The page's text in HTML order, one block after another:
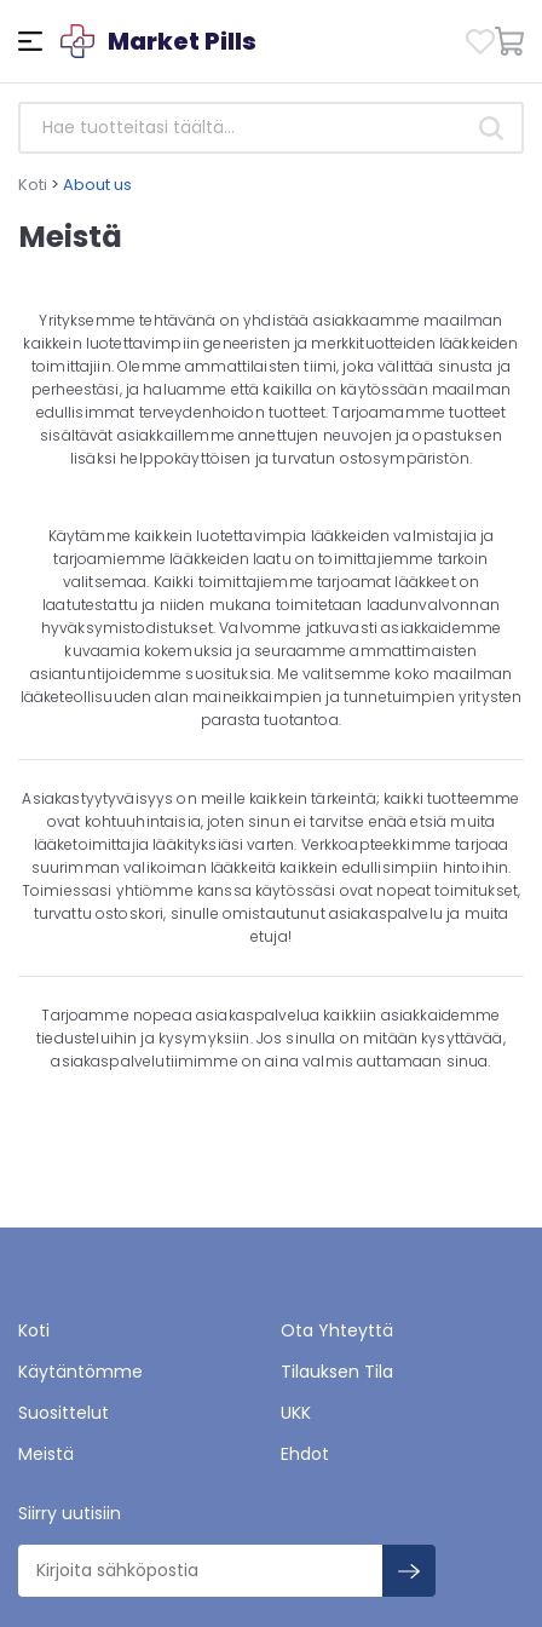
Market Pills
Koti > About us
Meistä
Yrityksemme tehtävänä on yhdistää asiakkaamme maailman
kaikkein luotettavimpiin geneeristen ja merkkituotteiden lääkkeiden
toimittajiin. Olemme ammattilaisten tiimi, joka välittää sinusta ja
perheestäsi, ja haluamme että kaikilla on käytössään maailman
edullisimmat terveydenhoidon tuotteet. Tarjoamamme tuotteet
sisältävät asiakkaillemme annettujen neuvojen ja opastuksen
lisäksi helppokäyttöisen ja turvatun ostosympäristön.
Käytämme kaikkein luotettavimpia lääkkeiden valmistajia ja
tarjoamiemme lääkkeiden laatu on toimittajiemme tarkoin
valitsemaa. Kaikki toimittajiemme tarjoamat lääkkeet on
laatutestattu ja niiden mukana toimitetaan laadunvalvonnan
hyväksymistodistukset. Valvomme jatkuvasti asiakkaidemme
kuvaamia kokemuksia ja seuraamme ammattimaisten
asiantuntijoidemme suosituksia. Me valitsemme koko maailman
lääketeollisuuden alan maineikkaimpien ja tunnetuimpien yritysten
parasta tuotantoa.
Asiakastyytyväisyys on meille kaikkein tärkeintä; kaikki tuotteemme
ovat kohtuuhintaisia, joten sinun ei tarvitse enää etsiä muita
lääketoimittajia lääkityksiäsi varten. Verkkoapteekkimme tarjoaa
suurimman valikoiman lääkkeitä kaikkein edullisimpiin hintoihin.
Toimiessasi yhtiömme kanssa käytössäsi ovat nopeat toimitukset,
turvattu ostoskori, sinulle omistautunut asiakaspalvelu ja muita
etuja!
Tarjoamme nopeaa asiakaspalvelua kaikkiin asiakkaidemme
tiedusteluihin ja kysymyksiin. Jos sinulla on mitään kysyttävää,
asiakaspalvelutiimimme on aina valmis auttamaan sinua.
Koti
Ota Yhteyttä
Käytäntömme
Tilauksen Tila
Suosittelut
UKK
Meistä
Ehdot
Siirry uutisiin